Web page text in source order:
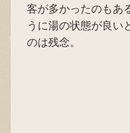
客が多かったのもあ
うに湯の状態が良い
のは残念。